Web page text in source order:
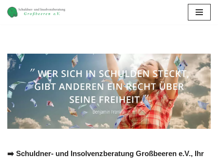
➡️ Schuldner- und Insolvenzberatung Großbeeren e.V., Ihr